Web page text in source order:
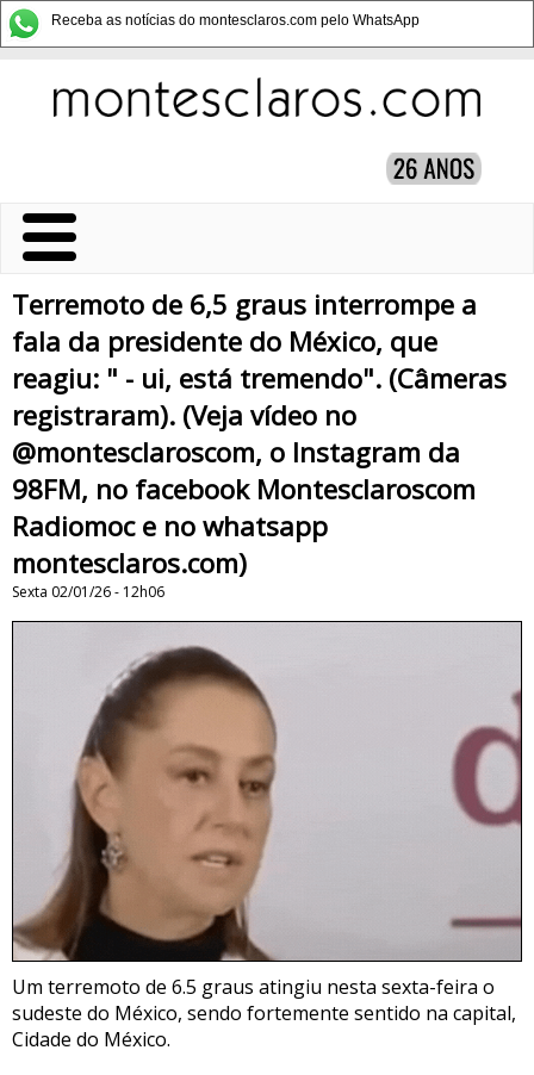
Receba as notícias do montesclaros.com pelo WhatsApp
Terremoto de 6,5 graus interrompe a
fala da presidente do México, que
reagiu: " - ui, está tremendo". (Câmeras
registraram). (Veja vídeo no
@montesclaroscom, o Instagram da
98FM, no facebook Montesclaroscom
Radiomoc e no whatsapp
montesclaros.com)
Sexta 02/01/26 - 12h06
Um terremoto de 6.5 graus atingiu nesta sexta-feira o
sudeste do México, sendo fortemente sentido na capital,
Cidade do México.